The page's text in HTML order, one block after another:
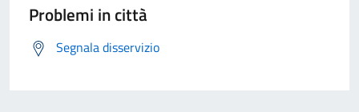
Problemi in città
Segnala disservizio